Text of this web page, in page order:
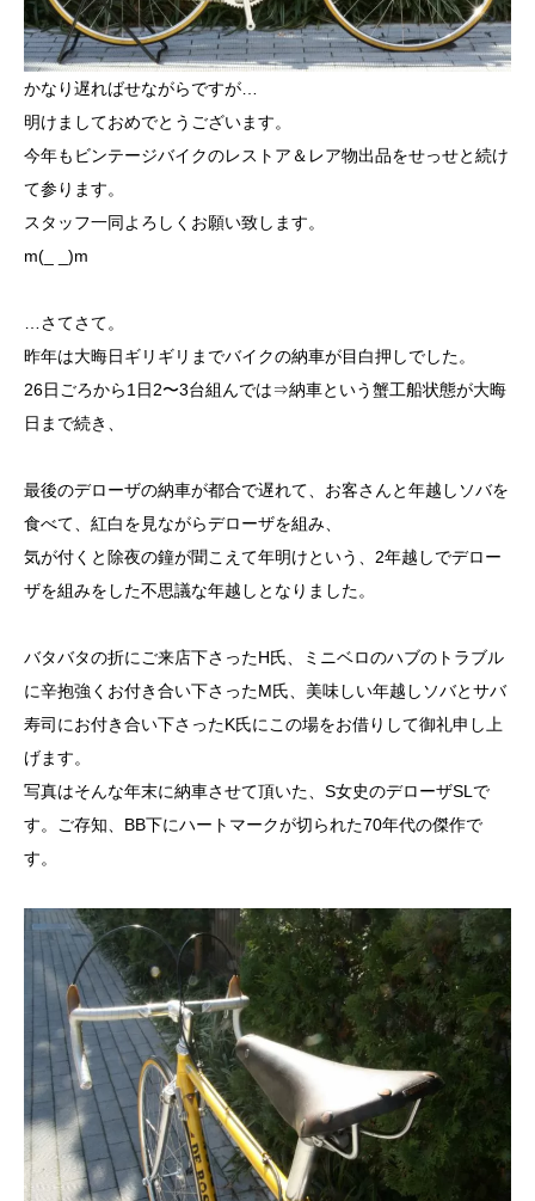
かなり遅ればせながらですが…
明けましておめでとうございます。
今年もビンテージバイクのレストア＆レア物出品をせっせと続け
て参ります。
スタッフ一同よろしくお願い致します。
m(_ _)m
…さてさて。
昨年は大晦日ギリギリまでバイクの納車が目白押しでした。
26日ごろから1日2〜3台組んでは⇒納車という蟹工船状態が大晦
日まで続き、
最後のデローザの納車が都合で遅れて、お客さんと年越しソバを
食べて、紅白を見ながらデローザを組み、
気が付くと除夜の鐘が聞こえて年明けという、2年越しでデロー
ザを組みをした不思議な年越しとなりました。
バタバタの折にご来店下さったH氏、ミニベロのハブのトラブル
に辛抱強くお付き合い下さったM氏、美味しい年越しソバとサバ
寿司にお付き合い下さったK氏にこの場をお借りして御礼申し上
げます。
写真はそんな年末に納車させて頂いた、S女史のデローザSLで
す。ご存知、BB下にハートマークが切られた70年代の傑作で
す。